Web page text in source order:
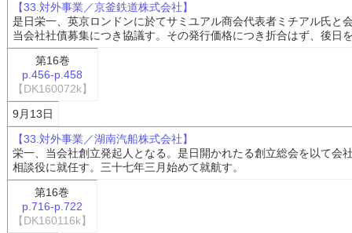
【33.対外事業／京釜鉄道株式会社】
是日栄一、英京ロンドンに於てサミユアル商会代表者ミチアル氏と
当会社社債募集につき協議す。その発行価格につき折合はず、後日
第16巻
p.456-p.458
【DK160072k】
9月13日
【33.対外事業／湖南汽船株式会社】
栄一、当会社創立発起人となる。是日開かれたる創立総会を以て会
相談役に就任す。三十七年三月始めて就航す。
第16巻
p.716-p.722
【DK160116k】